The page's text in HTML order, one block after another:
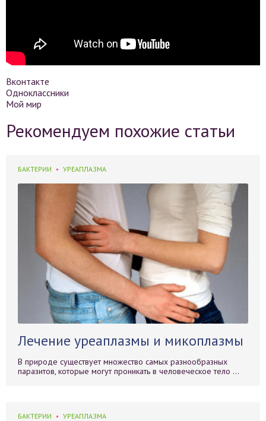
Вконтакте
Одноклассники
Мой мир
Рекомендуем похожие статьи
БАКТЕРИИ УРЕАПЛАЗМА
Лечение уреаплазмы и микоплазмы
В природе существует множество самых разнообразных
паразитов, которые могут проникать в человеческое тело ...
БАКТЕРИИ УРЕАПЛАЗМА